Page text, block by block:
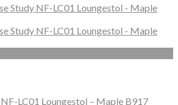
LC01 Loungestol – Maple B917